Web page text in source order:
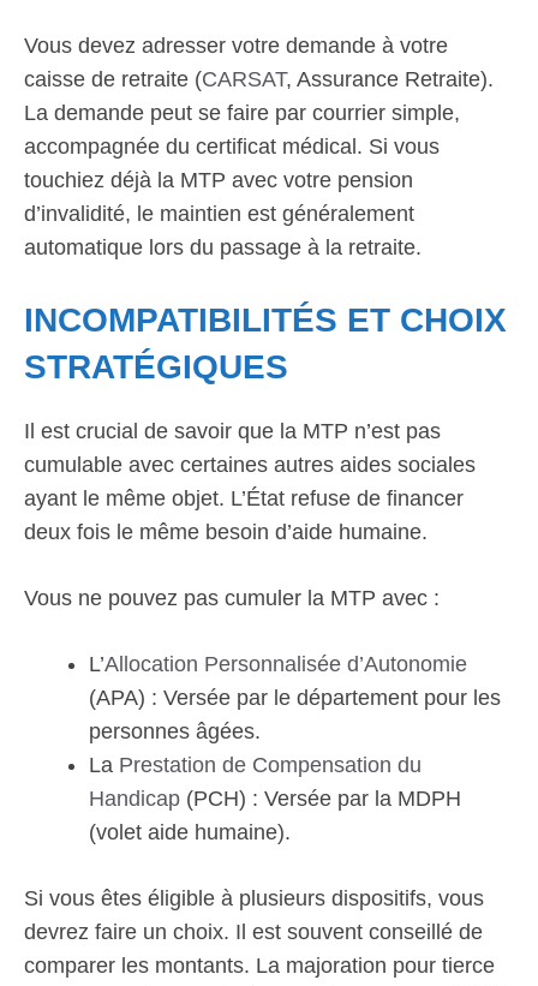
Vous devez adresser votre demande à votre
caisse de retraite (CARSAT, Assurance Retraite).
La demande peut se faire par courrier simple,
accompagnée du certificat médical. Si vous
touchiez déjà la MTP avec votre pension
d’invalidité, le maintien est généralement
automatique lors du passage à la retraite.
INCOMPATIBILITÉS ET CHOIX
STRATÉGIQUES
Il est crucial de savoir que la MTP n’est pas
cumulable avec certaines autres aides sociales
ayant le même objet. L’État refuse de financer
deux fois le même besoin d’aide humaine.
Vous ne pouvez pas cumuler la MTP avec :
L’Allocation Personnalisée d’Autonomie
(APA) : Versée par le département pour les
personnes âgées.
La Prestation de Compensation du
Handicap (PCH) : Versée par la MDPH
(volet aide humaine).
Si vous êtes éligible à plusieurs dispositifs, vous
devrez faire un choix. Il est souvent conseillé de
comparer les montants. La majoration pour tierce